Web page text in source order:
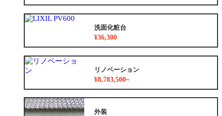
洗面化粧台
¥36,300
リノベーション
¥8,783,500~
外装